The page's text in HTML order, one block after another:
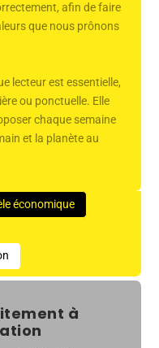
afin de faire
que nous prônons
lecteur est essentielle,
ou ponctuelle. Elle
chaque semaine
et la planète au
économique
à